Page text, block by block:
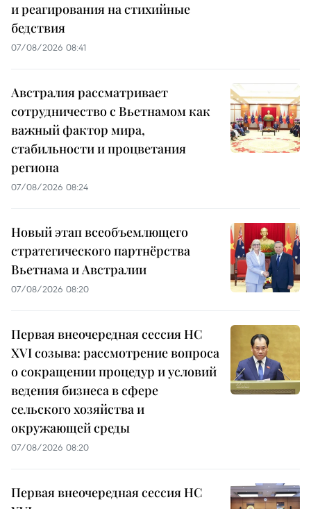
и реагирования на стихийные
бедствия
07/08/2026 08:41
Австралия рассматривает
сотрудничество с Вьетнамом как
важный фактор мира,
стабильности и процветания
региона
07/08/2026 08:24
Новый этап всеобъемлющего
стратегического партнёрства
Вьетнама и Австралии
07/08/2026 08:20
Первая внеочередная сессия НС
XVI созыва: рассмотрение вопроса
о сокращении процедур и условий
ведения бизнеса в сфере
сельского хозяйства и
окружающей среды
07/08/2026 08:20
Первая внеочередная сессия НС